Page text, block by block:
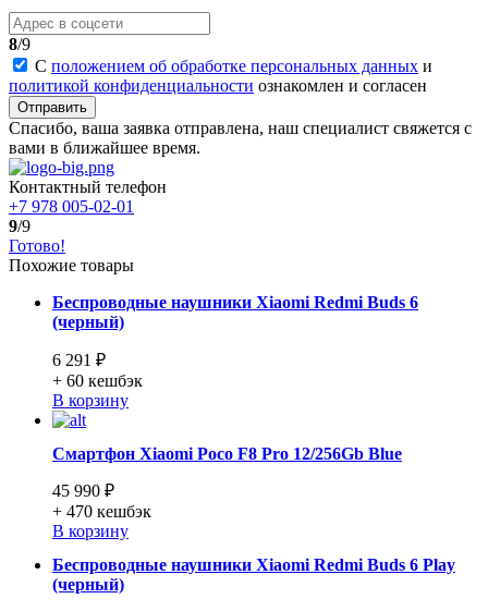
8/9
С положением об обработке персональных данных и
политикой конфиденциальности ознакомлен и согласен
Отправить
Спасибо, ваша заявка отправлена, наш специалист свяжется с
вами в ближайшее время.
Контактный телефон
+7 978 005-02-01
9/9
Готово!
Похожие товары
Беспроводные наушники Xiaomi Redmi Buds 6
(черный)
6 291 ₽
+ 60 кешбэк
В корзину
Смартфон Xiaomi Poco F8 Pro 12/256Gb Blue
45 990 ₽
+ 470 кешбэк
В корзину
Беспроводные наушники Xiaomi Redmi Buds 6 Play
(черный)